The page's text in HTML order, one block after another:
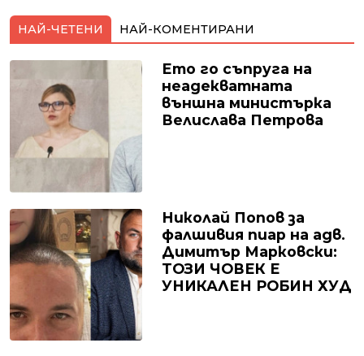
НАЙ-ЧЕТЕНИ НАЙ-КОМЕНТИРАНИ
Ето го съпруга на
неадекватната
външна министърка
Велислава Петрова
Николай Попов за
фалшивия пиар на адв.
Димитър Марковски:
ТОЗИ ЧОВЕК Е
УНИКАЛЕН РОБИН ХУД